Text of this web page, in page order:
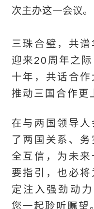
次主办这一会议。
三珠合璧，共
迎来20周年之
十年，共话合作
推动三国合作更
在与两国领导人
了两国关系、
全互信，为未
要指引，也必
定注入强劲动
您一起聆听瞩望